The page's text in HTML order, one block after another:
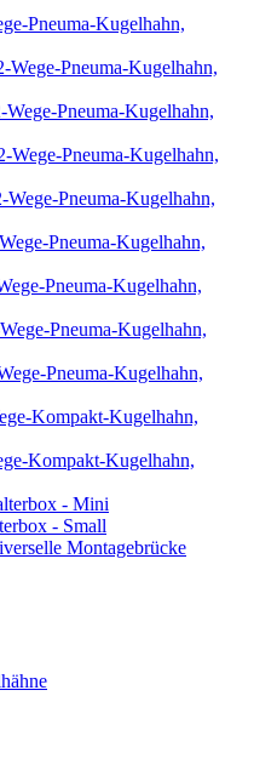
Pneuma-Kugelhahn,
Pneuma-Kugelhahn,
Pneuma-Kugelhahn,
Pneuma-Kugelhahn,
Pneuma-Kugelhahn,
Pneuma-Kugelhahn,
Pneuma-Kugelhahn,
Pneuma-Kugelhahn,
Pneuma-Kugelhahn,
Kompakt-Kugelhahn,
Kompakt-Kugelhahn,
- Mini
- Small
Montagebrücke